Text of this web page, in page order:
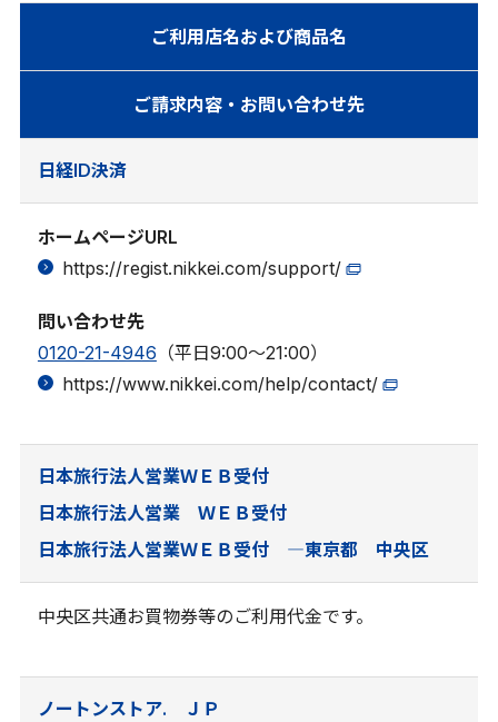
ご利用店名および商品名
ご請求内容・お問い合わせ先
日経ID決済
ホームページURL
https://regist.nikkei.com/support/
問い合わせ先
0120-21-4946 （平日9:00～21:00）
https://www.nikkei.com/help/contact/
日本旅行法人営業ＷＥＢ受付
日本旅行法人営業 ＷＥＢ受付
日本旅行法人営業ＷＥＢ受付 ―東京都 中央区
中央区共通お買物券等のご利用代金です。
ノートンストア. ＪＰ